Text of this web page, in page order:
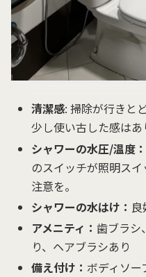
清潔感: 掃除が行きと
少し使い古した感はあ
シャワーの水圧/温度
のスイッチが照明ス
注意を。
シャワーの水はけ： 良
アメニティ：歯ブラシ
り、ヘアブラシあり
備え付け： ボディソー